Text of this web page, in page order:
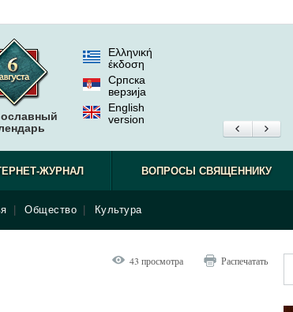
Ελληνική
έκδοση
Српска
верзиjа
English
version
ЖУРНАЛ ВОПРОСЫ СВЯЩЕННИКУ
Общество Культура
43 просмотра Распечатать